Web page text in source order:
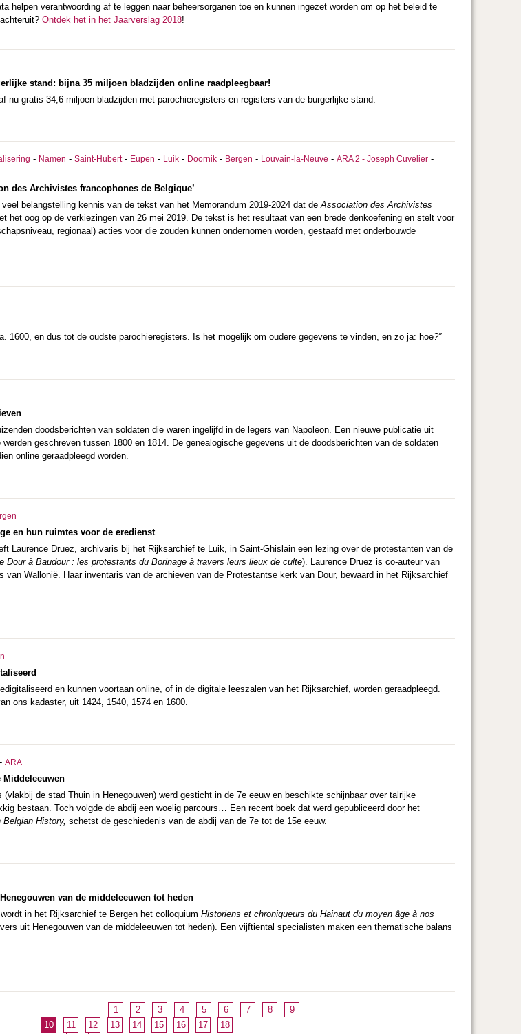
helpen verantwoording af te leggen naar beheersorganen toe en kunnen ingezet worden om op het beleid te
Ontdek het in het Jaarverslag 2018!
stand: bijna 35 miljoen bladzijden online raadpleegbaar!
nu gratis 34,6 miljoen bladzijden met parochieregisters en registers van de burgerlijke stand.
- Namen - Saint-Hubert- Eupen - Luik - Doornik - Bergen - Louvain-la-Neuve - ARA 2 - Joseph Cuvelier -
des Archivistes francophones de Belgique’
belangstelling kennis van de tekst van het Memorandum 2019-2024 dat deAssociation des Archivistes
het oog op de verkiezingen van 26 mei 2019. De tekst is het resultaat van een brede denkoefening en stelt voor
regionaal) acties voor die zouden kunnen ondernomen worden, gestaafd met onderbouwde
1600, en dus tot de oudste parochieregisters. Is het mogelijk om oudere gegevens te vinden, en zo ja: hoe?”
doodsberichten van soldaten die waren ingelijfd in de legers van Napoleon. Een nieuwe publicatie uit
geschreven tussen 1800 en 1814. De genealogische gegevens uit de doodsberichten van de soldaten
online geraadpleegd worden.
en hun ruimtes voor de eredienst
Laurence Druez, archivaris bij het Rijksarchief te Luik, in Saint-Ghislain een lezing over de protestanten van de
Dour à Baudour : les protestants du Borinage à travers leurs lieux de culte). Laurence Druez is co-auteur van
van Wallonië.
Haar inventaris van de archieven van de Protestantse kerk van Dour, bewaard in het Rijksarchief
en kunnen voortaan online, of in de digitale leeszalen van het Rijksarchief, worden geraadpleegd.
ons kadaster, uit 1424, 1540, 1574 en 1600.
- ARA
Middeleeuwen
(vlakbij de stad Thuin in Henegouwen) werd gesticht in de 7e eeuw en beschikte schijnbaar over talrijke
bestaan. Toch volgde de abdij een woelig parcours… Een recent boek dat werd gepubliceerd door het
History, schetst de geschiedenis van de abdij van de 7e tot de 15e eeuw.
van de middeleeuwen tot heden
in het Rijksarchief te Bergen het colloquium Historiens et chroniqueurs du Hainaut du moyen âge à nos
uit Henegouwen van de middeleeuwen tot heden). Een vijftiental specialisten maken een thematische balans
1 2 3 4 5 6 7 8
9
10
11 12 13 14 15 16 17 18